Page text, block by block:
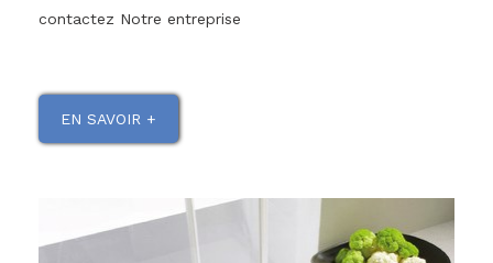
contactez Notre entreprise
EN SAVOIR +